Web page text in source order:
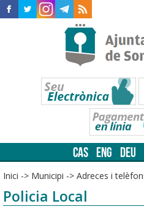
CAS ENG DEU
Inici -> Municipi -> Adreces i
Policia Local